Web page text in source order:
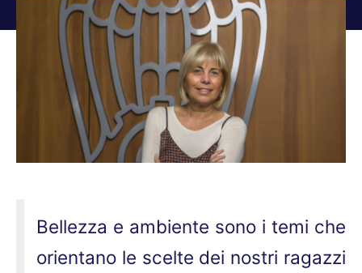
Tu sei qui:
Bellezza e ambiente sono i temi che
orientano le scelte dei nostri ragazzi